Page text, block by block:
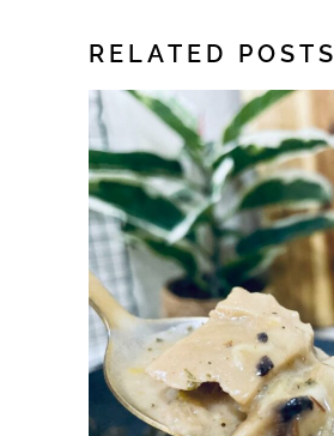
RELATED POSTS